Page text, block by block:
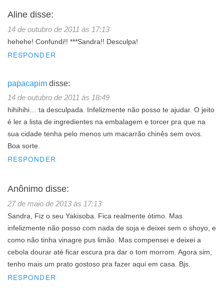
Aline disse:
14 de outubro de 2011 às 17:13
hehehe! Confundi!! ***Sandra!! Desculpa!
RESPONDER
papacapim disse:
14 de outubro de 2011 às 18:49
hihihihi… ta desculpada. Infelizmente não posso te ajudar. O jeito
é ler a lista de ingredientes na embalagem e torcer pra que na
sua cidade tenha pelo menos um macarrão chinês sem ovos.
Boa sorte.
RESPONDER
Anônimo disse:
27 de maio de 2013 às 17:13
Sandra, Fiz o seu Yakisoba. Fica realmente ótimo. Mas
infelizmente não posso com nada de soja e deixei sem o shoyo, e
como não tinha vinagre pus limão. Mas compensei e deixei a
cebola dourar até ficar escura pra dar o tom morrom. Agora sim,
tenho mais um prato gostoso pra fazer aqui em casa. Bjs.
RESPONDER